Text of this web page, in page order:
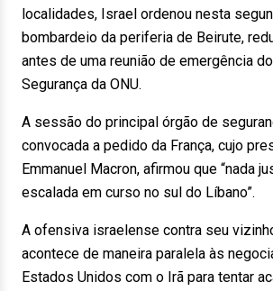
localidades, Israel ordenou nesta
bombardeio da periferia de Beirute,
antes de uma reunião de emergência
Segurança da ONU.
A sessão do principal órgão de
convocada a pedido da França, cujo
Emmanuel Macron, afirmou que “nada
escalada em curso no sul do Líbano”.
A ofensiva israelense contra seu
acontece de maneira paralela às
Estados Unidos com o Irã para tentar